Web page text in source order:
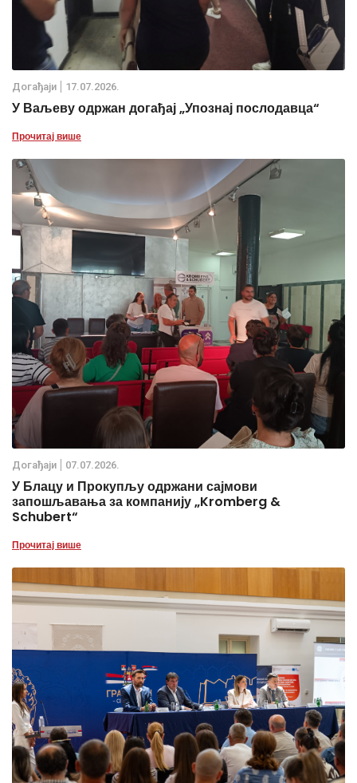
Дoгађаjи 17.07.2026.
У Ваљеву одржан догађај „Упознај послодавца“
Прочитај више
Дoгађаjи 07.07.2026.
У Блацу и Прокупљу одржани сајмови
запошљавања за компанију „Kromberg &
Schubert“
Прочитај више